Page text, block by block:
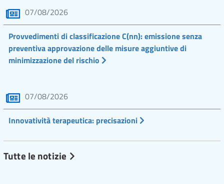
07/08/2026
Provvedimenti di classificazione C(nn): emissione senza
preventiva approvazione delle misure aggiuntive di
minimizzazione del rischio
07/08/2026
Innovatività terapeutica: precisazioni
Tutte le notizie